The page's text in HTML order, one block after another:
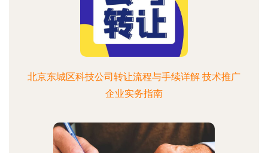
北京东城区科技公司转让流程与手续详解 技术推广
企业实务指南